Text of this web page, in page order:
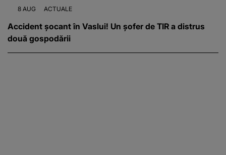
8 AUG ACTUALE
Accident șocant în Vaslui! Un șofer de TIR a distrus
două gospodării